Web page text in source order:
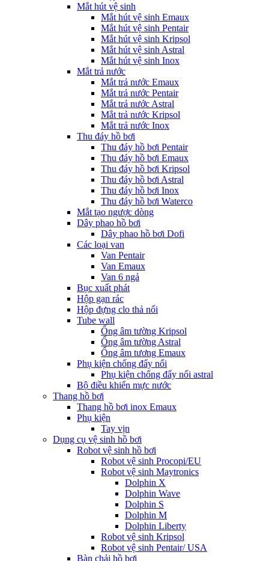
Mắt hút vệ sinh
Mắt hút vệ sinh Emaux
Mắt hút vệ sinh Pentair
Mắt hút vệ sinh Kripsol
Mắt hút vệ sinh Astral
Mắt hút vệ sinh Inox
Mắt trả nước
Mắt trả nước Emaux
Mắt trả nước Pentair
Mắt trả nước Astral
Mắt trả nước Kripsol
Mắt trả nước Inox
Thu đáy hồ bơi
Thu đáy hồ bơi Pentair
Thu đáy hồ bơi Emaux
Thu đáy hồ bơi Kripsol
Thu đáy hồ bơi Astral
Thu đáy hồ bơi Inox
Thu đáy hồ bơi Waterco
Mắt tạo ngược dòng
Dây phao hồ bơi
Dây phao hồ bơi Dofi
Các loại van
Van Pentair
Van Emaux
Van 6 ngả
Bục xuất phát
Hộp gạn rác
Hộp đựng clo thả nổi
Tube wall
Ống âm tường Kripsol
Ống âm tường Astral
Ống âm tương Emaux
Phụ kiện chống đẩy nổi
Phụ kiện chống đẩy nổi astral
Bộ điều khiển mực nước
Thang hồ bơi
Thang hồ bơi inox Emaux
Phụ kiện
Tay vịn
Dụng cụ vệ sinh hồ bơi
Robot vệ sinh hồ bơi
Robot vệ sinh Procopi/EU
Robot vệ sinh Maytronics
Dolphin X
Dolphin Wave
Dolphin S
Dolphin M
Dolphin Liberty
Robot vệ sinh Kripsol
Robot vệ sinh Pentair/ USA
Bàn chải hồ bơi